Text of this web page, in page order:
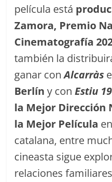
película está
Zamora, Premio
Cinematografía
también la
ganar conAlcarràs
Berlín y conEstiu
la Mejor Dirección
la Mejor Película
catalana, entre
cineasta sigue
relaciones